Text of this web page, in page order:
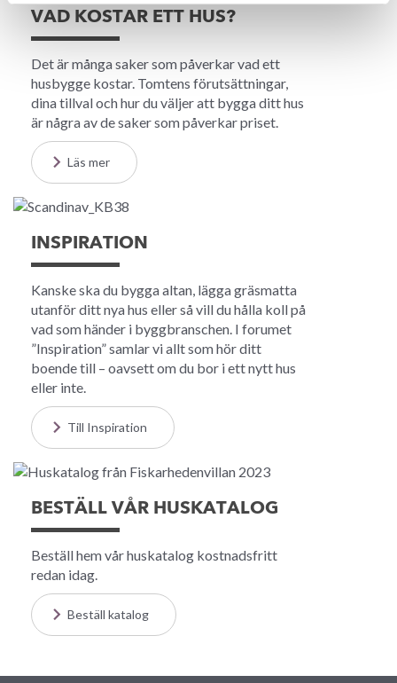
VAD KOSTAR ETT HUS?
Det är många saker som påverkar vad ett
husbygge kostar. Tomtens förutsättningar,
dina tillval och hur du väljer att bygga ditt hus
är några av de saker som påverkar priset.
Läs mer
INSPIRATION
Kanske ska du bygga altan, lägga gräsmatta
utanför ditt nya hus eller så vill du hålla koll på
vad som händer i byggbranschen. I forumet
”Inspiration” samlar vi allt som hör ditt
boende till – oavsett om du bor i ett nytt hus
eller inte.
Till Inspiration
BESTÄLL VÅR HUSKATALOG
Beställ hem vår huskatalog kostnadsfritt
redan idag.
Beställ katalog